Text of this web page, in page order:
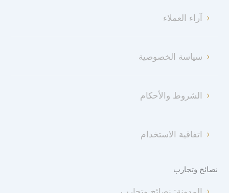
آراء العملاء
سياسة الخصوصية
الشروط والأحكام
اتفاقية الاستخدام
نصائح وتجارب